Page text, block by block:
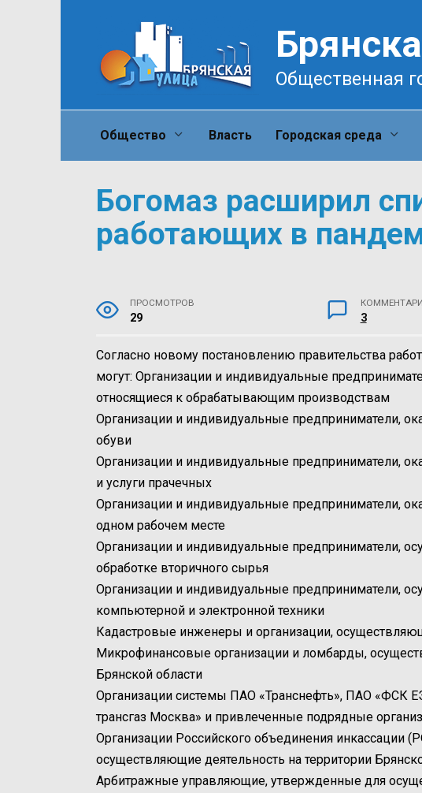
Общественная
Общество Власть Городская среда
Богомаз расширил
работающих в
ПРОСМОТРОВ
29 3
Согласно новому постановлению правительства
могут: Организации и индивидуальные
относящиеся к обрабатывающим производствам
Организации и индивидуальные предприниматели,
обуви
Организации и индивидуальные предприниматели,
и услуги прачечных
Организации и индивидуальные предприниматели,
одном рабочем месте
Организации и индивидуальные предприниматели,
обработке вторичного сырья
Организации и индивидуальные предприниматели,
компьютерной и электронной техники
Кадастровые инженеры и организации,
Микрофинансовые организации и ломбарды,
Брянской области
Организации системы ПАО «Транснефть», ПАО «ФСК
трансгаз Москва» и привлеченные подрядные
Организации Российского объединения инкассации
осуществляющие деятельность на территории
Арбитражные управляющие, утвержденные для